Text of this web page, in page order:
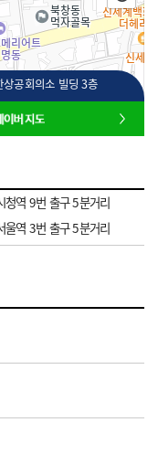
100m
상공회의소 빌딩 3층
청역 9번 출구 5분거리
울역 3번 출구 5분거리